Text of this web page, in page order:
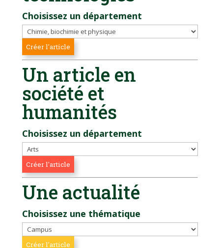
Choisissez un département
Un article en
société et
humanités
Choisissez un département
Une actualité
Choisissez une thématique